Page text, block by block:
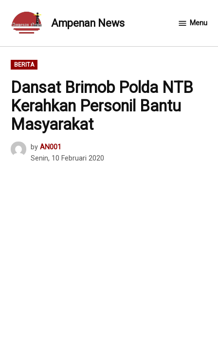
content
Ampenan News Menu
POSTED
IN
BERITA
Dansat Brimob Polda NTB
Kerahkan Personil Bantu
Masyarakat
by AN001
Senin, 10 Februari 2020